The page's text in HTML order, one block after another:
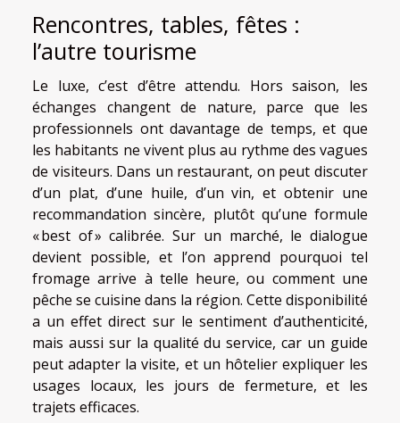
Rencontres, tables, fêtes :
l’autre tourisme
Le luxe, c’est d’être attendu. Hors saison, les
échanges changent de nature, parce que les
professionnels ont davantage de temps, et que
les habitants ne vivent plus au rythme des vagues
de visiteurs. Dans un restaurant, on peut discuter
d’un plat, d’une huile, d’un vin, et obtenir une
recommandation sincère, plutôt qu’une formule
« best of » calibrée. Sur un marché, le dialogue
devient possible, et l’on apprend pourquoi tel
fromage arrive à telle heure, ou comment une
pêche se cuisine dans la région. Cette disponibilité
a un effet direct sur le sentiment d’authenticité,
mais aussi sur la qualité du service, car un guide
peut adapter la visite, et un hôtelier expliquer les
usages locaux, les jours de fermeture, et les
trajets efficaces.